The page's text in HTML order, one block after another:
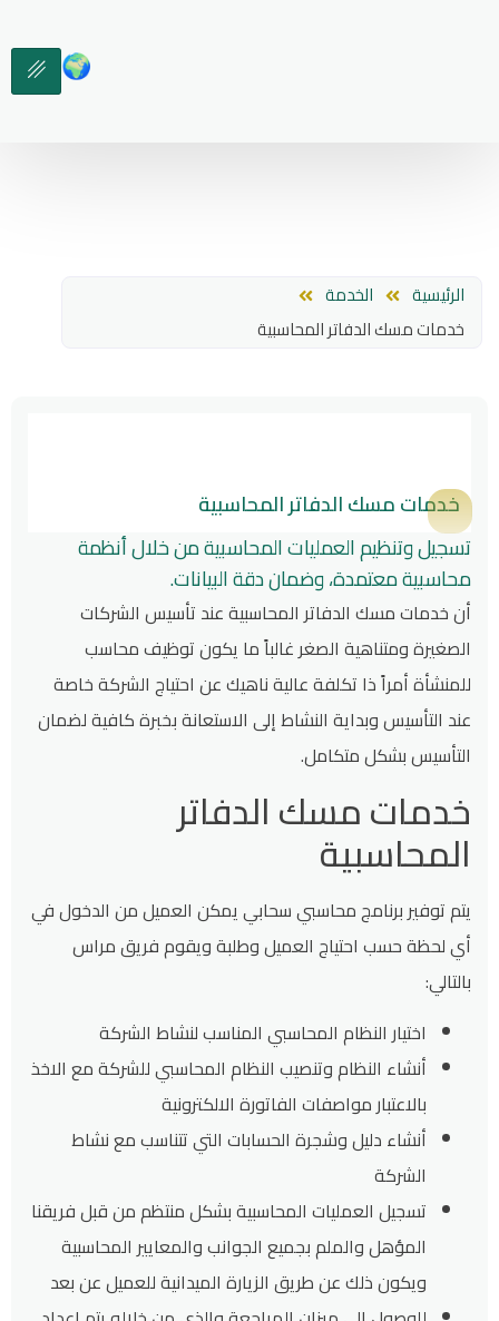
🌍
الرئيسية
الخدمة
خدمات مسك الدفاتر المحاسبية
خدمات مسك الدفاتر المحاسبية
تسجيل وتنظيم العمليات المحاسبية من خلال أنظمة
محاسبية معتمدة، وضمان دقة البيانات.
أن خدمات مسك الدفاتر المحاسبية عند تأسيس الشركات
الصغيرة ومتناهية الصغر غالباً ما يكون توظيف محاسب
للمنشأة أمراً ذا تكلفة عالية ناهيك عن احتياج الشركة خاصة
عند التأسيس وبداية النشاط إلى الاستعانة بخبرة كافية لضمان
التأسيس بشكل متكامل.
خدمات مسك الدفاتر
المحاسبية
يتم توفير برنامج محاسبي سحابي يمكن العميل من الدخول في
أي لحظة حسب احتياج العميل وطلبة ويقوم فريق مراس
بالتالي:
اختيار النظام المحاسبي المناسب لنشاط الشركة
أنشاء النظام وتنصيب النظام المحاسبي للشركة مع الاخذ
بالاعتبار مواصفات الفاتورة الالكترونية
أنشاء دليل وشجرة الحسابات التي تتناسب مع نشاط
الشركة
تسجيل العمليات المحاسبية بشكل منتظم من قبل فريقنا
المؤهل والملم بجميع الجوانب والمعايير المحاسبية
ويكون ذلك عن طريق الزيارة الميدانية للعميل عن بعد